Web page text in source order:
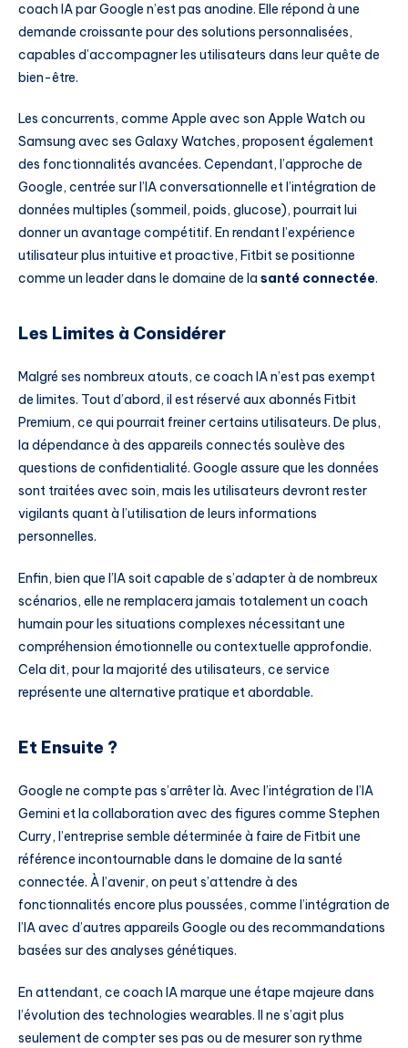
coach IA par Google n’est pas anodine. Elle répond à une
demande croissante pour des solutions personnalisées,
capables d’accompagner les utilisateurs dans leur quête de
bien-être.
Les concurrents, comme Apple avec son Apple Watch ou
Samsung avec ses Galaxy Watches, proposent également
des fonctionnalités avancées. Cependant, l’approche de
Google, centrée sur l’IA conversationnelle et l’intégration de
données multiples (sommeil, poids, glucose), pourrait lui
donner un avantage compétitif. En rendant l’expérience
utilisateur plus intuitive et proactive, Fitbit se positionne
comme un leader dans le domaine de la santé connectée.
Les Limites à Considérer
Malgré ses nombreux atouts, ce coach IA n’est pas exempt
de limites. Tout d’abord, il est réservé aux abonnés Fitbit
Premium, ce qui pourrait freiner certains utilisateurs. De plus,
la dépendance à des appareils connectés soulève des
questions de confidentialité. Google assure que les données
sont traitées avec soin, mais les utilisateurs devront rester
vigilants quant à l’utilisation de leurs informations
personnelles.
Enfin, bien que l’IA soit capable de s’adapter à de nombreux
scénarios, elle ne remplacera jamais totalement un coach
humain pour les situations complexes nécessitant une
compréhension émotionnelle ou contextuelle approfondie.
Cela dit, pour la majorité des utilisateurs, ce service
représente une alternative pratique et abordable.
Et Ensuite ?
Google ne compte pas s’arrêter là. Avec l’intégration de l’IA
Gemini et la collaboration avec des figures comme Stephen
Curry, l’entreprise semble déterminée à faire de Fitbit une
référence incontournable dans le domaine de la santé
connectée. À l’avenir, on peut s’attendre à des
fonctionnalités encore plus poussées, comme l’intégration de
l’IA avec d’autres appareils Google ou des recommandations
basées sur des analyses génétiques.
En attendant, ce coach IA marque une étape majeure dans
l’évolution des technologies wearables. Il ne s’agit plus
seulement de compter ses pas ou de mesurer son rythme